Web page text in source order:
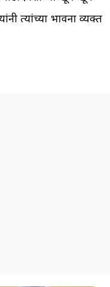
त्यांच्या भावना व्यक्त